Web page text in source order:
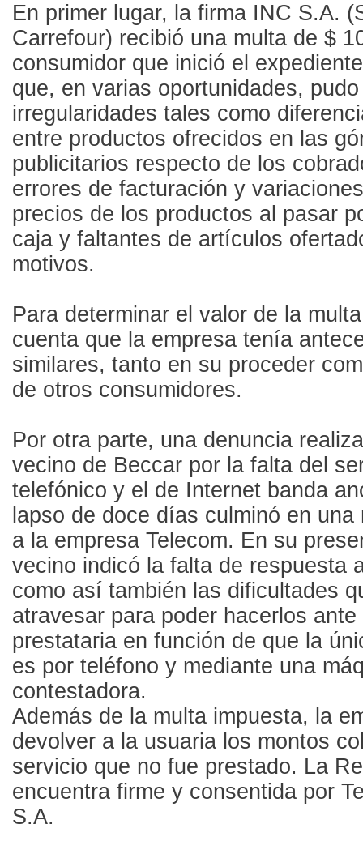
En primer lugar, la firma INC S.A.
Carrefour) recibió una multa de $
consumidor que inició el
que, en varias oportunidades,
irregularidades tales como
entre productos ofrecidos en las
publicitarios respecto de los
errores de facturación y
precios de los productos al pasar
caja y faltantes de artículos
motivos.
Para determinar el valor de la
cuenta que la empresa tenía
similares, tanto en su proceder
de otros consumidores.
Por otra parte, una denuncia
vecino de Beccar por la falta del
telefónico y el de Internet banda
lapso de doce días culminó en
a la empresa Telecom. En su
vecino indicó la falta de respuesta
como así también las dificultades
atravesar para poder hacerlos ante
prestataria en función de que la
es por teléfono y mediante una
contestadora.
Además de la multa impuesta, la
devolver a la usuaria los montos
servicio que no fue prestado. La
encuentra firme y consentida por
S.A.